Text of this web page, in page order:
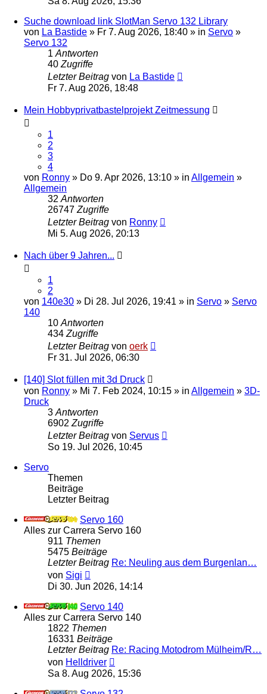
Suche download link SlotMan Servo 132 Library
von La Bastide » Fr 7. Aug 2026, 18:40 » in Servo »
Servo 132
1Antworten
40Zugriffe
Letzter Beitrag von La Bastide
Fr 7. Aug 2026, 18:48
Mein Hobbyprivatbastelprojekt Zeitmessung
1
2
3
4
von Ronny » Do 9. Apr 2026, 13:10 » in Allgemein »
Allgemein
32Antworten
26747Zugriffe
Letzter Beitrag von Ronny
Mi 5. Aug 2026, 20:13
Nach über 9 Jahren...
1
2
von 140e30 » Di 28. Jul 2026, 19:41 » in Servo » Servo
140
10Antworten
434Zugriffe
Letzter Beitrag von oerk
Fr 31. Jul 2026, 06:30
[140] Slot füllen mit 3d Druck
von Ronny » Mi 7. Feb 2024, 10:15 » in Allgemein » 3D-
Druck
3Antworten
6902Zugriffe
Letzter Beitrag von Servus
So 19. Jul 2026, 10:45
Servo
Themen
Beiträge
Letzter Beitrag
Servo 160
Alles zur Carrera Servo 160
911 Themen
5475 Beiträge
Letzter Beitrag Re: Neuling aus dem Burgenlan…
von Sigi
Beitrag
Di 30. Jun 2026, 14:14
Servo 140
Alles zur Carrera Servo 140
1822 Themen
16331 Beiträge
Letzter Beitrag Re: Racing Motodrom Mülheim/R…
von Helldriver
Beitrag
Sa 8. Aug 2026, 15:36